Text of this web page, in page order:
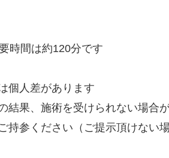
時間は約120分です
個人差があります
結果、施術を受けられない場合
持参ください（ご提示頂けない